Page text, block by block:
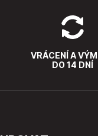
VRÁCENÍ A
DO 14 DNÍ